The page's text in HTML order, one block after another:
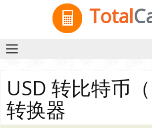
Total
USD 转比特币（
转换器